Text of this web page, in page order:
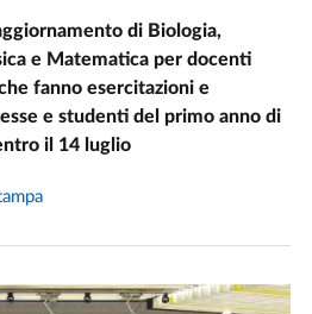
di Biologia,
e Matematica per docenti
fanno esercitazioni e
e studenti del primo anno di
il 14 luglio